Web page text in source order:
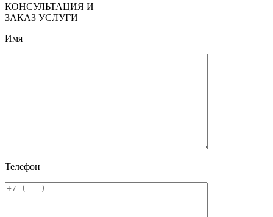
КОНСУЛЬТАЦИЯ И
ЗАКАЗ УСЛУГИ
Имя
Телефон